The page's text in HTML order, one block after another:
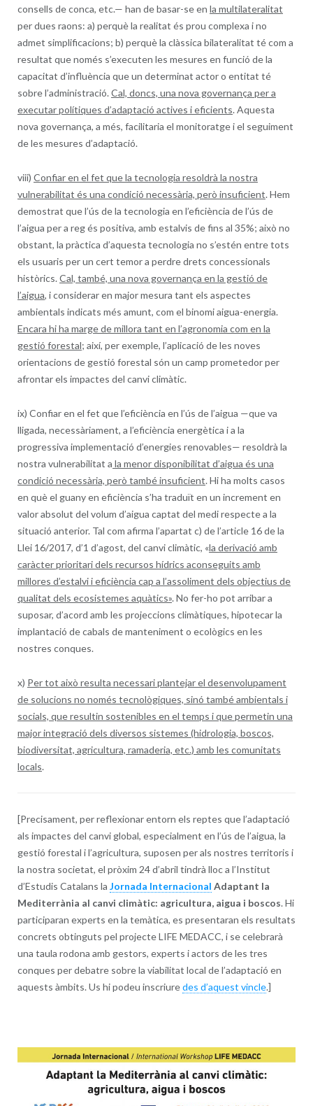
consells de conca, etc.— han de basar-se en la multilateralitat
per dues raons: a) perquè la realitat és prou complexa i no
admet simplificacions; b) perquè la clàssica bilateralitat té com a
resultat que només s’executen les mesures en funció de la
capacitat d’influència que un determinat actor o entitat té
sobre l’administració.Cal, doncs, una nova governança per a
executar polítiques d’adaptació actives i eficients. Aquesta
nova governança, a més, facilitaria el monitoratge i el seguiment
de les mesures d’adaptació.
viii) Confiar en el fet que la tecnologia resoldrà la nostra
vulnerabilitat és una condició necessària, però insuficient. Hem
demostrat que l’ús de la tecnologia en l’eficiència de l’ús de
l’aigua per a reg és positiva, amb estalvis de fins al 35%; això no
obstant, la pràctica d’aquesta tecnologia no s’estén entre tots
els usuaris per un cert temor a perdre drets concessionals
històrics.Cal, també, una nova governança en la gestió de
l’aigua, i considerar en major mesura tant els aspectes
ambientals indicats més amunt, com el binomi aigua-energia.
Encara hi ha marge de millora tant en l’agronomia com en la
gestió forestal; així, per exemple, l’aplicació de les noves
orientacions de gestió forestal són un camp prometedor per
afrontar els impactes del canvi climàtic.
ix) Confiar en el fet que l’eficiència en l’ús de l’aigua —que va
lligada, necessàriament, a l’eficiència energètica i a la
progressiva implementació d’energies renovables— resoldrà la
nostra vulnerabilitat a la menor disponibilitat d’aigua és una
condició necessària, però també insuficient. Hi ha molts casos
en què el guany en eficiència s’ha traduït en un increment en
valor absolut del volum d’aigua captat del medi respecte a la
situació anterior. Tal com afirma l’apartat c) de l’article 16 de la
Llei 16/2017, d’1 d’agost, del canvi climàtic, «la derivació amb
caràcter prioritari dels recursos hídrics aconseguits amb
millores d’estalvi i eficiència cap a l’assoliment dels objectius de
qualitat dels ecosistemes aquàtics». No fer-ho pot arribar a
suposar, d’acord amb les projeccions climàtiques, hipotecar la
implantació de cabals de manteniment o ecològics en les
nostres conques.
x) Per tot això resulta necessari plantejar el desenvolupament
de solucions no només tecnològiques, sinó també ambientals i
socials, que resultin sostenibles en el temps i que permetin una
major integració dels diversos sistemes (hidrologia, boscos,
biodiversitat, agricultura, ramaderia, etc.) amb les comunitats
locals.
[Precisament, per reflexionar entorn els reptes que l’adaptació
als impactes del canvi global, especialment en l’ús de l’aigua, la
gestió forestal i l’agricultura, suposen per als nostres territoris i
la nostra societat, el pròxim 24 d’abril tindrà lloc a l’Institut
d’Estudis Catalans la Jornada Internacional Adaptant la
Mediterrània al canvi climàtic: agricultura, aigua i boscos. Hi
participaran experts en la temàtica, es presentaran els resultats
concrets obtinguts pel projecte LIFE MEDACC, i se celebrarà
una taula rodona amb gestors, experts i actors de les tres
conques per debatre sobre la viabilitat local de l’adaptació en
aquests àmbits. Us hi podeu inscriuredes d’aquest vincle.]